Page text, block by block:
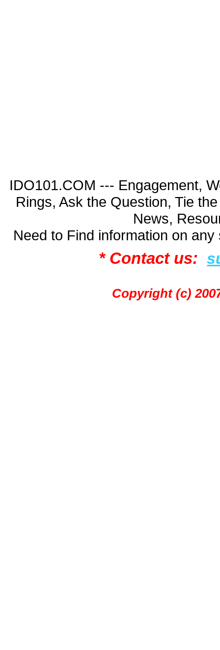
IDO101.COM --- Engagement,
Rings, Ask the Question, Tie
News,
Need to Find information on
* Contact us:
Copyright (c)